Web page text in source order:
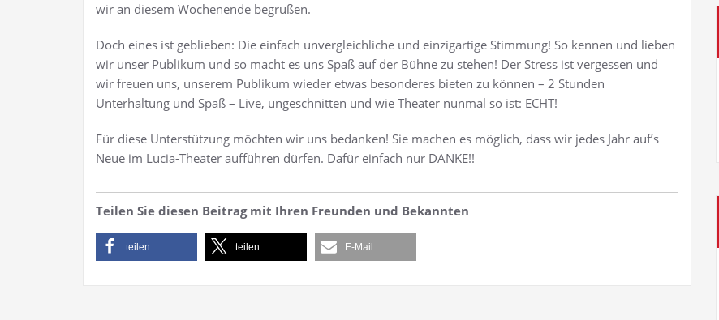
wir an diesem Wochenende begrüßen.
Doch eines ist geblieben: Die einfach unvergleichliche und einzigartige Stimmung! So kennen und lieben
wir unser Publikum und so macht es uns Spaß auf der Bühne zu stehen! Der Stress ist vergessen und
wir freuen uns, unserem Publikum wieder etwas besonderes bieten zu können – 2 Stunden
Unterhaltung und Spaß – Live, ungeschnitten und wie Theater nunmal so ist: ECHT!
Für diese Unterstützung möchten wir uns bedanken! Sie machen es möglich, dass wir jedes Jahr auf’s
Neue im Lucia-Theater aufführen dürfen. Dafür einfach nur DANKE!!
Teilen Sie diesen Beitrag mit Ihren Freunden und Bekannten
teilen teilen E-Mail